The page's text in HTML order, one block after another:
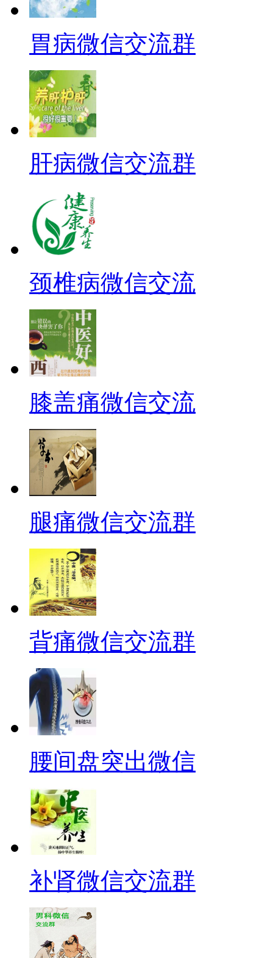
胃病微信交流群
肝病微信交流群
颈椎病微信交流
膝盖痛微信交流
腿痛微信交流群
背痛微信交流群
腰间盘突出微信
补肾微信交流群